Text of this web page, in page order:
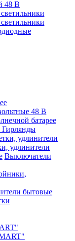
48 В
48 В
батарее
удлинители
Выключатели
бытовые